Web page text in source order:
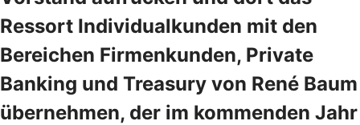
Ressort Individualkunden mit den
Bereichen Firmenkunden, Private
Banking und Treasury von René Baum
übernehmen, der im kommenden Jahr